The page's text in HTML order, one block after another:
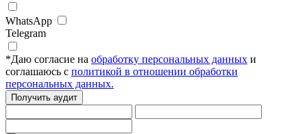
WhatsApp
Telegram
*Даю согласие на обработку персональных данных и
соглашаюсь с политикой в отношении обработки
персональных данных.
Получить аудит